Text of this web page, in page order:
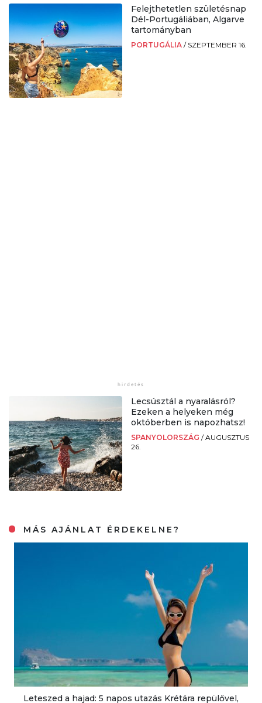
Felejthetetlen születésnap
Dél-Portugáliában, Algarve
tartományban
PORTUGÁLIA / SZEPTEMBER 16.
Lecsúsztál a nyaralásról?
Ezeken a helyeken még
októberben is napozhatsz!
SPANYOLORSZÁG /AUGUSZTUS
26.
MÁS AJÁNLAT ÉRDEKELNE?
Leteszed a hajad: 5 napos utazás Krétára repülővel,